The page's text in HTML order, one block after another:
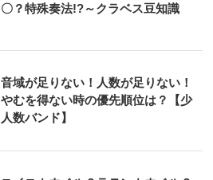
〇？特殊奏法!?～クラベス豆知識
音域が足りない！人数が足りない！
やむを得ない時の優先順位は？【少
人数バンド】